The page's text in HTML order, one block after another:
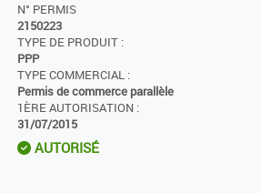
N° PERMIS
2150223
TYPE DE PRODUIT :
PPP
TYPE COMMERCIAL :
Permis de commerce parallèle
1ÈRE AUTORISATION :
31/07/2015
AUTORISÉ